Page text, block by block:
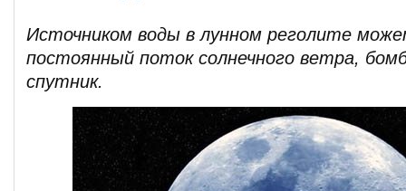
Источником воды в лунном реголите
постоянный поток солнечного ветра,
спутник.